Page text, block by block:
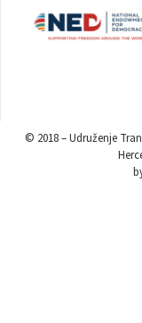
© 2018 – Udruženje